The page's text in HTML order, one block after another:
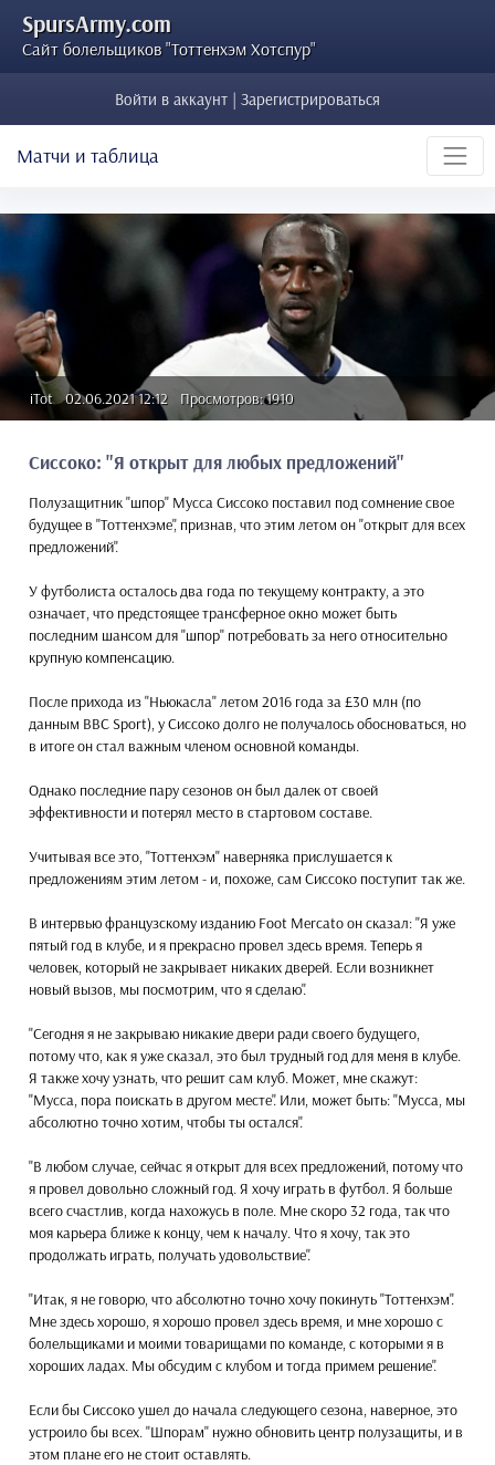
SpursArmy.com
Сайт болельщиков "Тоттенхэм Хотспур"
Войти в аккаунт | Зарегистрироваться
Матчи и таблица
iTot 02.06.2021 12:12 Просмотров: 1910
Сиссоко: "Я открыт для любых предложений"
Полузащитник "шпор" Мусса Сиссоко поставил под сомнение свое
будущее в "Тоттенхэме", признав, что этим летом он "открыт для всех
предложений".
У футболиста осталось два года по текущему контракту, а это
означает, что предстоящее трансферное окно может быть
последним шансом для "шпор" потребовать за него относительно
крупную компенсацию.
После прихода из "Ньюкасла" летом 2016 года за £30 млн (по
данным BBC Sport), у Сиссоко долго не получалось обосноваться, но
в итоге он стал важным членом основной команды.
Однако последние пару сезонов он был далек от своей
эффективности и потерял место в стартовом составе.
Учитывая все это, "Тоттенхэм" наверняка прислушается к
предложениям этим летом - и, похоже, сам Сиссоко поступит так же.
В интервью французскому изданию Foot Mercato он сказал: "Я уже
пятый год в клубе, и я прекрасно провел здесь время. Теперь я
человек, который не закрывает никаких дверей. Если возникнет
новый вызов, мы посмотрим, что я сделаю".
"Сегодня я не закрываю никакие двери ради своего будущего,
потому что, как я уже сказал, это был трудный год для меня в клубе.
Я также хочу узнать, что решит сам клуб. Может, мне скажут:
"Мусса, пора поискать в другом месте". Или, может быть: "Мусса, мы
абсолютно точно хотим, чтобы ты остался".
"В любом случае, сейчас я открыт для всех предложений, потому что
я провел довольно сложный год. Я хочу играть в футбол. Я больше
всего счастлив, когда нахожусь в поле. Мне скоро 32 года, так что
моя карьера ближе к концу, чем к началу. Что я хочу, так это
продолжать играть, получать удовольствие".
"Итак, я не говорю, что абсолютно точно хочу покинуть "Тоттенхэм".
Мне здесь хорошо, я хорошо провел здесь время, и мне хорошо с
болельщиками и моими товарищами по команде, с которыми я в
хороших ладах. Мы обсудим с клубом и тогда примем решение".
Если бы Сиссоко ушел до начала следующего сезона, наверное, это
устроило бы всех. "Шпорам'' нужно обновить центр полузащиты, и в
этом плане его не стоит оставлять.